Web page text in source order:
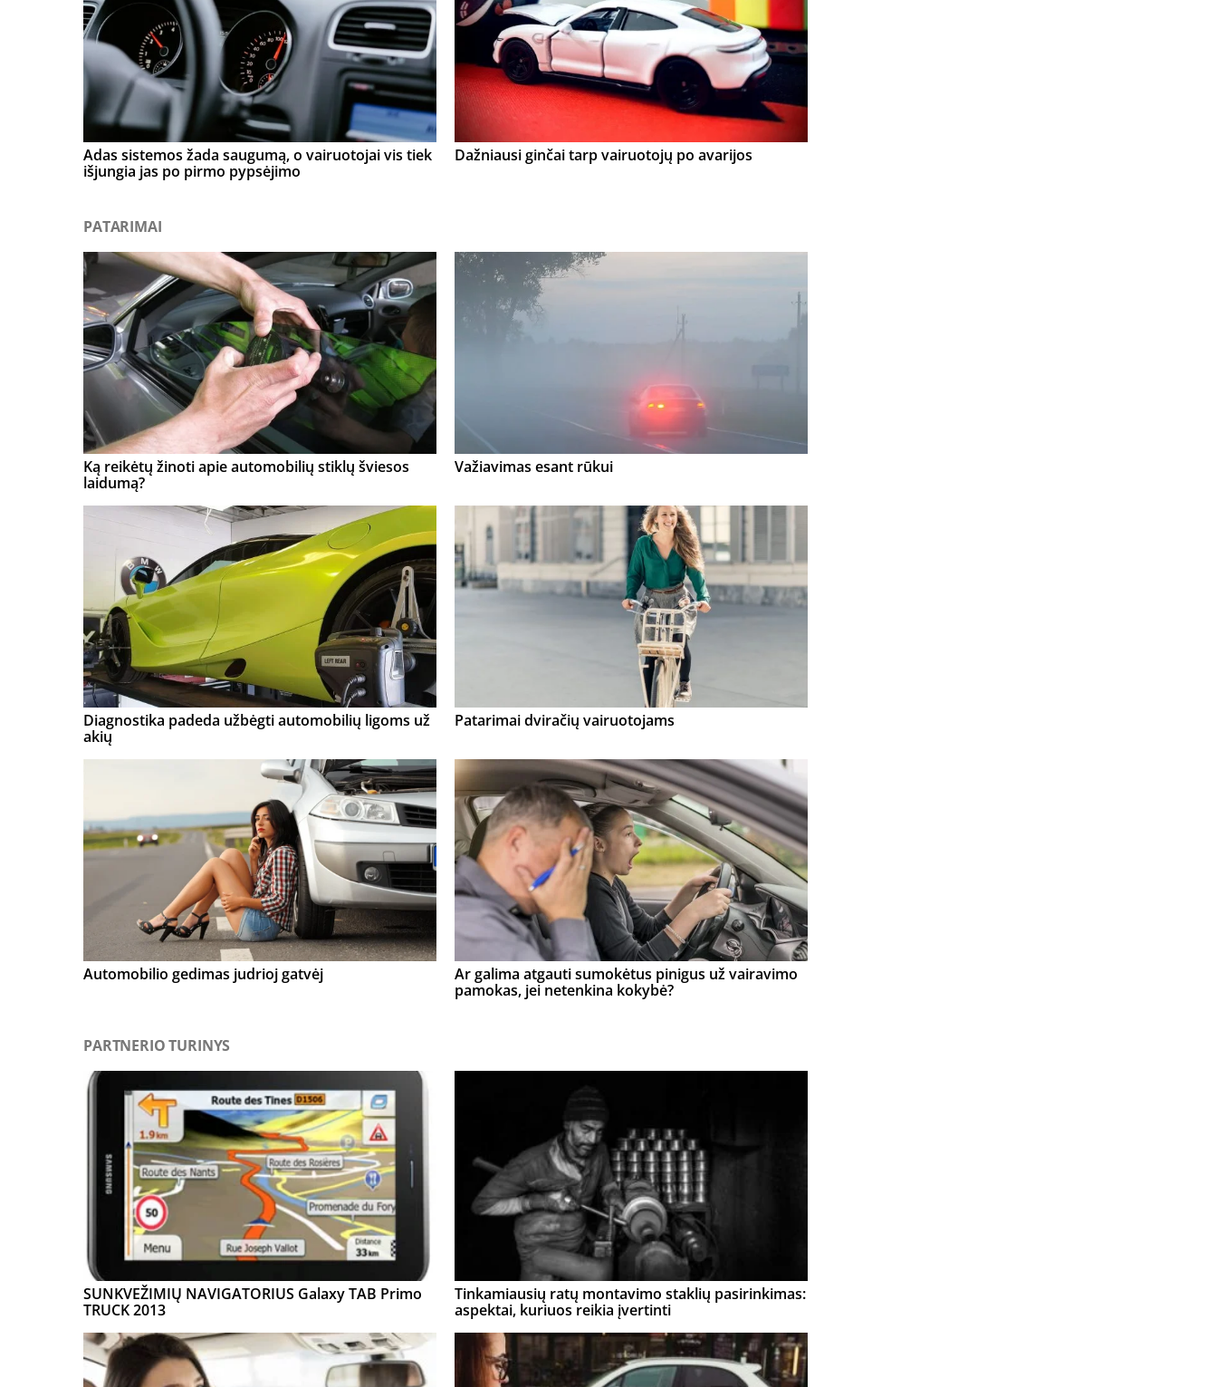
Adas sistemos žada saugumą, o vairuotojai vis tiek
išjungia jas po pirmo pypsėjimo
Dažniausi ginčai tarp vairuotojų po avarijos
PATARIMAI
Ką reikėtų žinoti apie automobilių stiklų šviesos
laidumą?
Važiavimas esant rūkui
Diagnostika padeda užbėgti automobilių ligoms už
akių
Patarimai dviračių vairuotojams
Automobilio gedimas judrioj gatvėj
Ar galima atgauti sumokėtus pinigus už vairavimo
pamokas, jei netenkina kokybė?
PARTNERIO TURINYS
SUNKVEŽIMIŲ NAVIGATORIUS Galaxy TAB Primo
TRUCK 2013
Tinkamiausių ratų montavimo staklių pasirinkimas:
aspektai, kuriuos reikia įvertinti